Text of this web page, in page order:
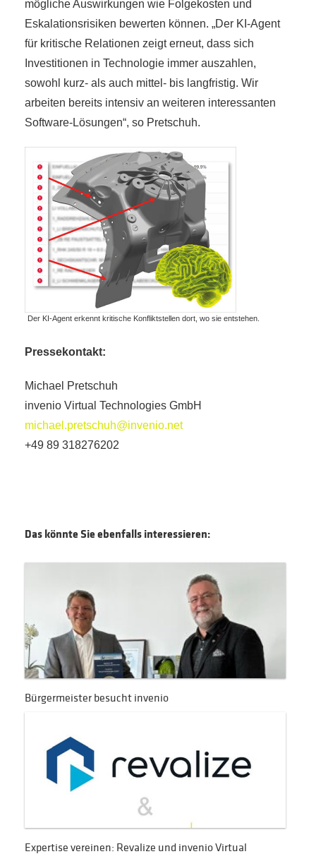
mögliche Auswirkungen wie Folgekosten und
Eskalationsrisiken bewerten können. „Der KI-Agent
für kritische Relationen zeigt erneut, dass sich
Investitionen in Technologie immer auszahlen,
sowohl kurz- als auch mittel- bis langfristig. Wir
arbeiten bereits intensiv an weiteren interessanten
Software-Lösungen“, so Pretschuh.
Der KI-Agent erkennt kritische Konfliktstellen dort, wo sie entstehen.
Pressekontakt:
Michael Pretschuh
invenio Virtual Technologies GmbH
michael.pretschuh@invenio.net
+49 89 318276202
Das könnte Sie ebenfalls interessieren:
Bürgermeister besucht invenio
Expertise vereinen: Revalize und invenio Virtual